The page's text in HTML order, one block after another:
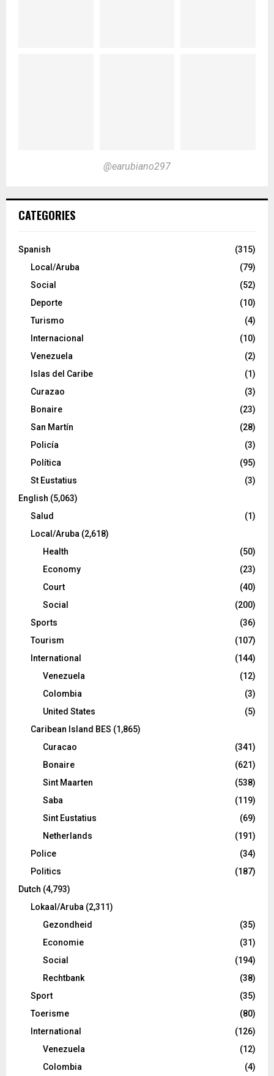
@earubiano297
CATEGORIES
Spanish
(315)
Local/Aruba
(79)
Social
(52)
Deporte
(10)
Turismo
(4)
Internacional
(10)
Venezuela
(2)
Islas del Caribe
(1)
Curazao
(3)
Bonaire
(23)
San Martín
(28)
Policía
(3)
Política
(95)
St Eustatius
(3)
English (5,063)
Salud
(1)
Local/Aruba (2,618)
Health
(50)
Economy
(23)
Court
(40)
Social
(200)
Sports
(36)
Tourism
(107)
International
(144)
Venezuela
(12)
Colombia
(3)
United States
(5)
Caribean Island BES (1,865)
Curacao
(341)
Bonaire
(621)
Sint Maarten
(538)
Saba
(119)
Sint Eustatius
(69)
Netherlands
(191)
Police
(34)
Politics
(187)
Dutch (4,793)
Lokaal/Aruba (2,311)
Gezondheid
(35)
Economie
(31)
Social
(194)
Rechtbank
(38)
Sport
(35)
Toerisme
(80)
International
(126)
Venezuela
(12)
Colombia
(4)